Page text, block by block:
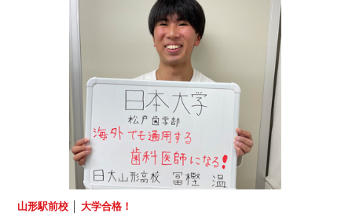
山形駅前校 │大学合格！